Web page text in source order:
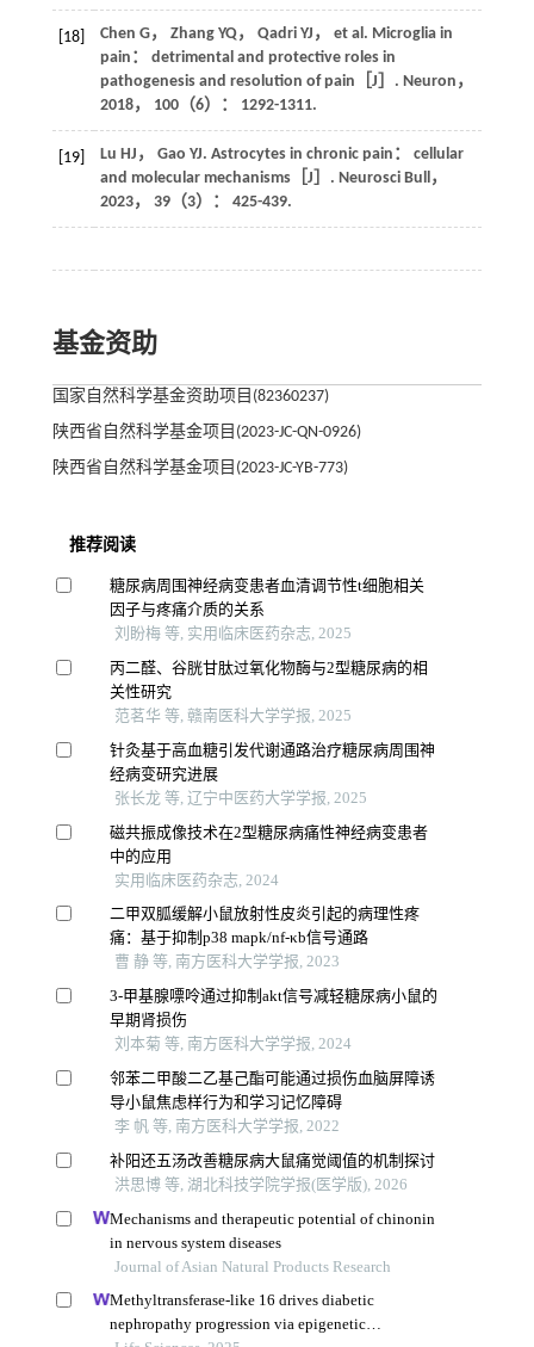
[18] Chen G， Zhang YQ， Qadri YJ ， et al. Microglia in
pain： detrimental and protective roles in
pathogenesis and resolution of pain［J］. Neuron ，
2018， 100（6）： 1292-1311.
[19] Lu HJ ， Gao YJ. Astrocytes in chronic pain： cellular
and molecular mechanisms［J］. Neurosci Bull，
2023， 39（3）： 425-439.
基金资助
国家自然科学基金资助项目(82360237)
陕西省自然科学基金项目(2023-JC-QN-0926)
陕西省自然科学基金项目(2023-JC-YB-773)